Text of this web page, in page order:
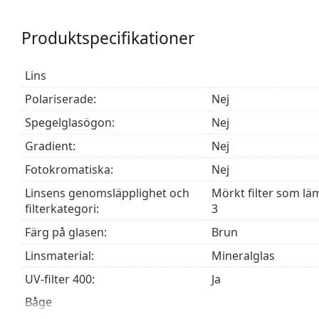
solfilter av kategori 3 (ljusgenomsläpplig­het 8–18
stranden eller i staden.
Tillbehör
Vi levererar solglasögonen i originalfodralet.
Den medföljande putsduken är idealisk för
modeller kan komma med en tygpåse i stället för
Upptäck hela vårtsolglasögonsortiment för att hitta
Produktspecifikationer
Lins
Polariserade:
Nej
Spegelglasögon:
Nej
Gradient:
Nej
Fotokromatiska:
Nej
Linsens genomsläpplighet och
filterkategori:
Mörkt filter som
3
Färg på glasen:
Brun
Linsmaterial:
Mineralglas
UV-filter 400:
Ja
Båge